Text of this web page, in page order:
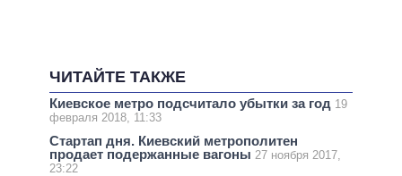
ЧИТАЙТЕ ТАКЖЕ
Киевское метро подсчитало убытки за год 19
февраля 2018, 11:33
Стартап дня. Киевский метрополитен
продает подержанные вагоны 27 ноября 2017,
23:22